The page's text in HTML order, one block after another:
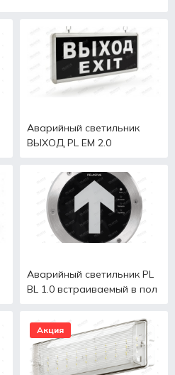
Аварийный светильник
ВЫХОД PL EM 2.0
Аварийный светильник PL
BL 1.0 встраиваемый в пол
Акция